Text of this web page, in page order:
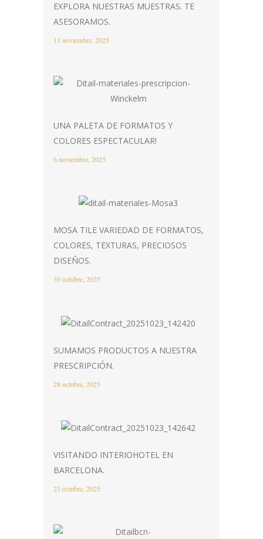
EXPLORA NUESTRAS MUESTRAS. TE
ASESORAMOS.
13 noviembre, 2025
UNA PALETA DE FORMATOS Y
COLORES ESPECTACULAR!
6 noviembre, 2025
MOSA TILE VARIEDAD DE FORMATOS,
COLORES, TEXTURAS, PRECIOSOS
DISEÑOS.
30 octubre, 2025
SUMAMOS PRODUCTOS A NUESTRA
PRESCRIPCIÓN.
28 octubre, 2025
VISITANDO INTERIOHOTEL EN
BARCELONA.
23 octubre, 2025